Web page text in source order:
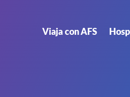
Viaja con AFS